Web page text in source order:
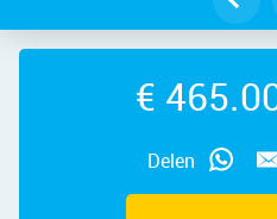
Delen
€